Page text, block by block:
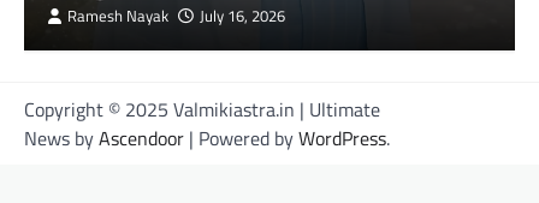
Ramesh Nayak July 16, 2026
Copyright © 2025 Valmikiastra.in | Ultimate
News byAscendoor | Powered byWordPress.